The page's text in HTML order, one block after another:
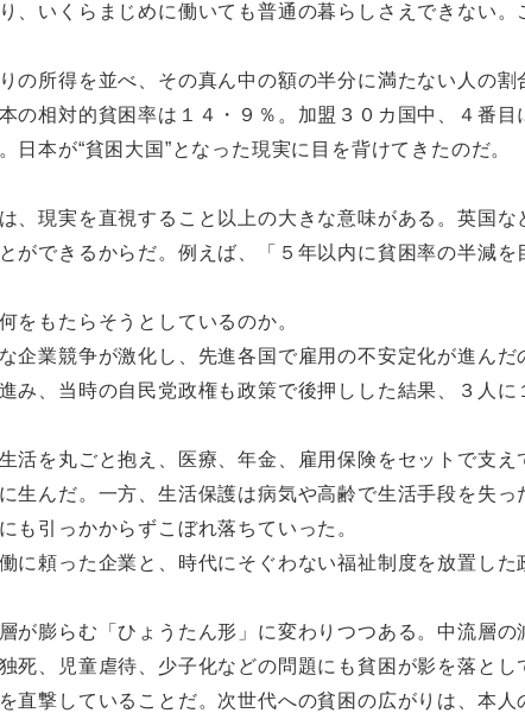
、いくらまじめに働いても普通の暮らしさえできない。
の所得を並べ、その真ん中の額の半分に満たない人の割
の相対的貧困率は１４・９％。加盟３０カ国中、４番目
日本が“貧困大国”となった現実に目を背けてきたのだ。
現実を直視すること以上の大きな意味がある。英国な
ができるからだ。例えば、「５年以内に貧困率の半減を
もたらそうとしているのか。
業競争が激化し、先進各国で雇用の不安定化が進んだ
み、当時の自民党政権も政策で後押しした結果、３人
を丸ごと抱え、医療、年金、雇用保険をセットで支え
生んだ。一方、生活保護は病気や高齢で生活手段を失っ
も引っかからずこぼれ落ちていった。
頼った企業と、時代にそぐわない福祉制度を放置した
が膨らむ「ひょうたん形」に変わりつつある。中流層の
死、児童虐待、少子化などの問題にも貧困が影を落とし
撃していることだ。次世代への貧困の広がりは、本人